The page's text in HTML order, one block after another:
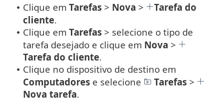
• Clique em Tarefas > Nova >
Tarefa do
cliente.
• Clique em Tarefas > selecione o tipo de
tarefa desejado e clique em Nova >
Tarefa do cliente.
• Clique no dispositivo de destino em
Computadores e selecione Tarefas >
Nova tarefa.